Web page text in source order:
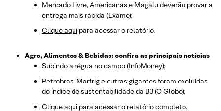
Mercado Livre, Americanas e Magalu deverão provar a
entrega mais rápida (Exame);
Clique aqui para acessar o relatório.
Agro, Alimentos & Bebidas: confira as principais notícias
Subindo a régua no campo (InfoMoney);
Petrobras, Marfrig e outras gigantes foram excluídas
do índice de sustentabilidade da B3 (O Globo);
Clique aqui para acessar o relatório completo.